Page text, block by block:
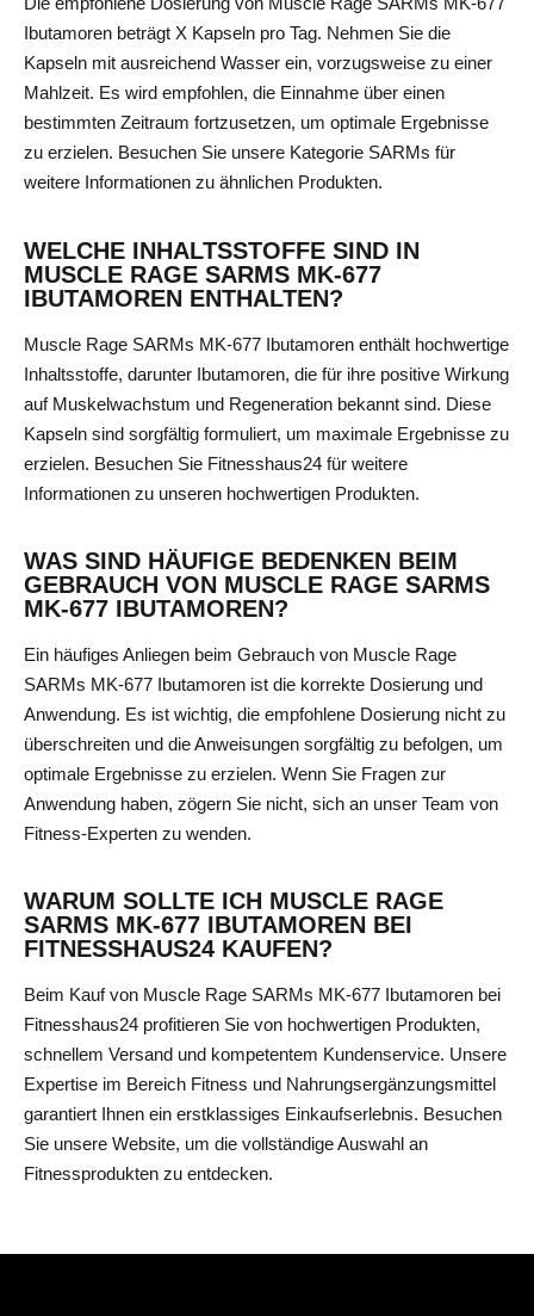
Ibutamoren beträgt X Kapseln pro Tag. Nehmen Sie die
Kapseln mit ausreichend Wasser ein, vorzugsweise zu einer
Mahlzeit. Es wird empfohlen, die Einnahme über einen
bestimmten Zeitraum fortzusetzen, um optimale Ergebnisse
zu erzielen. Besuchen Sie unsere Kategorie SARMs für
weitere Informationen zu ähnlichen Produkten.
WELCHE INHALTSSTOFFE SIND IN
MUSCLE RAGE SARMS MK-677
IBUTAMOREN ENTHALTEN?
Muscle Rage SARMs MK-677 Ibutamoren enthält hochwertige
Inhaltsstoffe, darunter Ibutamoren, die für ihre positive Wirkung
auf Muskelwachstum und Regeneration bekannt sind. Diese
Kapseln sind sorgfältig formuliert, um maximale Ergebnisse zu
erzielen. Besuchen Sie Fitnesshaus24 für weitere
Informationen zu unseren hochwertigen Produkten.
WAS SIND HÄUFIGE BEDENKEN BEIM
GEBRAUCH VON MUSCLE RAGE SARMS
MK-677 IBUTAMOREN?
Ein häufiges Anliegen beim Gebrauch von Muscle Rage
SARMs MK-677 Ibutamoren ist die korrekte Dosierung und
Anwendung. Es ist wichtig, die empfohlene Dosierung nicht zu
überschreiten und die Anweisungen sorgfältig zu befolgen, um
optimale Ergebnisse zu erzielen. Wenn Sie Fragen zur
Anwendung haben, zögern Sie nicht, sich an unser Team von
Fitness-Experten zu wenden.
WARUM SOLLTE ICH MUSCLE RAGE
SARMS MK-677 IBUTAMOREN BEI
FITNESSHAUS24 KAUFEN?
Beim Kauf von Muscle Rage SARMs MK-677 Ibutamoren bei
Fitnesshaus24 profitieren Sie von hochwertigen Produkten,
schnellem Versand und kompetentem Kundenservice. Unsere
Expertise im Bereich Fitness und Nahrungsergänzungsmittel
garantiert Ihnen ein erstklassiges Einkaufserlebnis. Besuchen
Sie unsere Website, um die vollständige Auswahl an
Fitnessprodukten zu entdecken.